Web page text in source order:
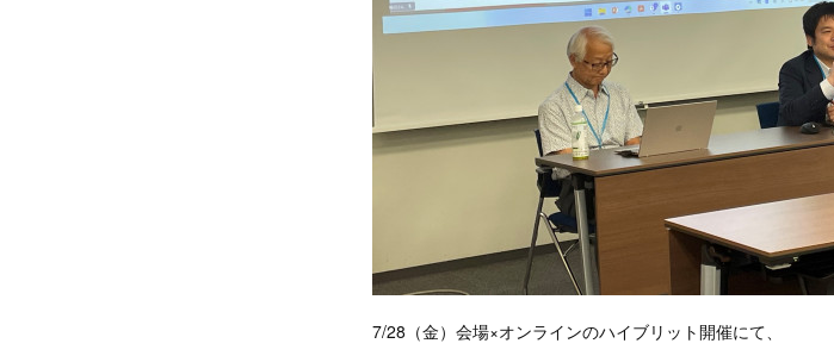
7/28（金）会場×オンラインのハイブリット開催にて、